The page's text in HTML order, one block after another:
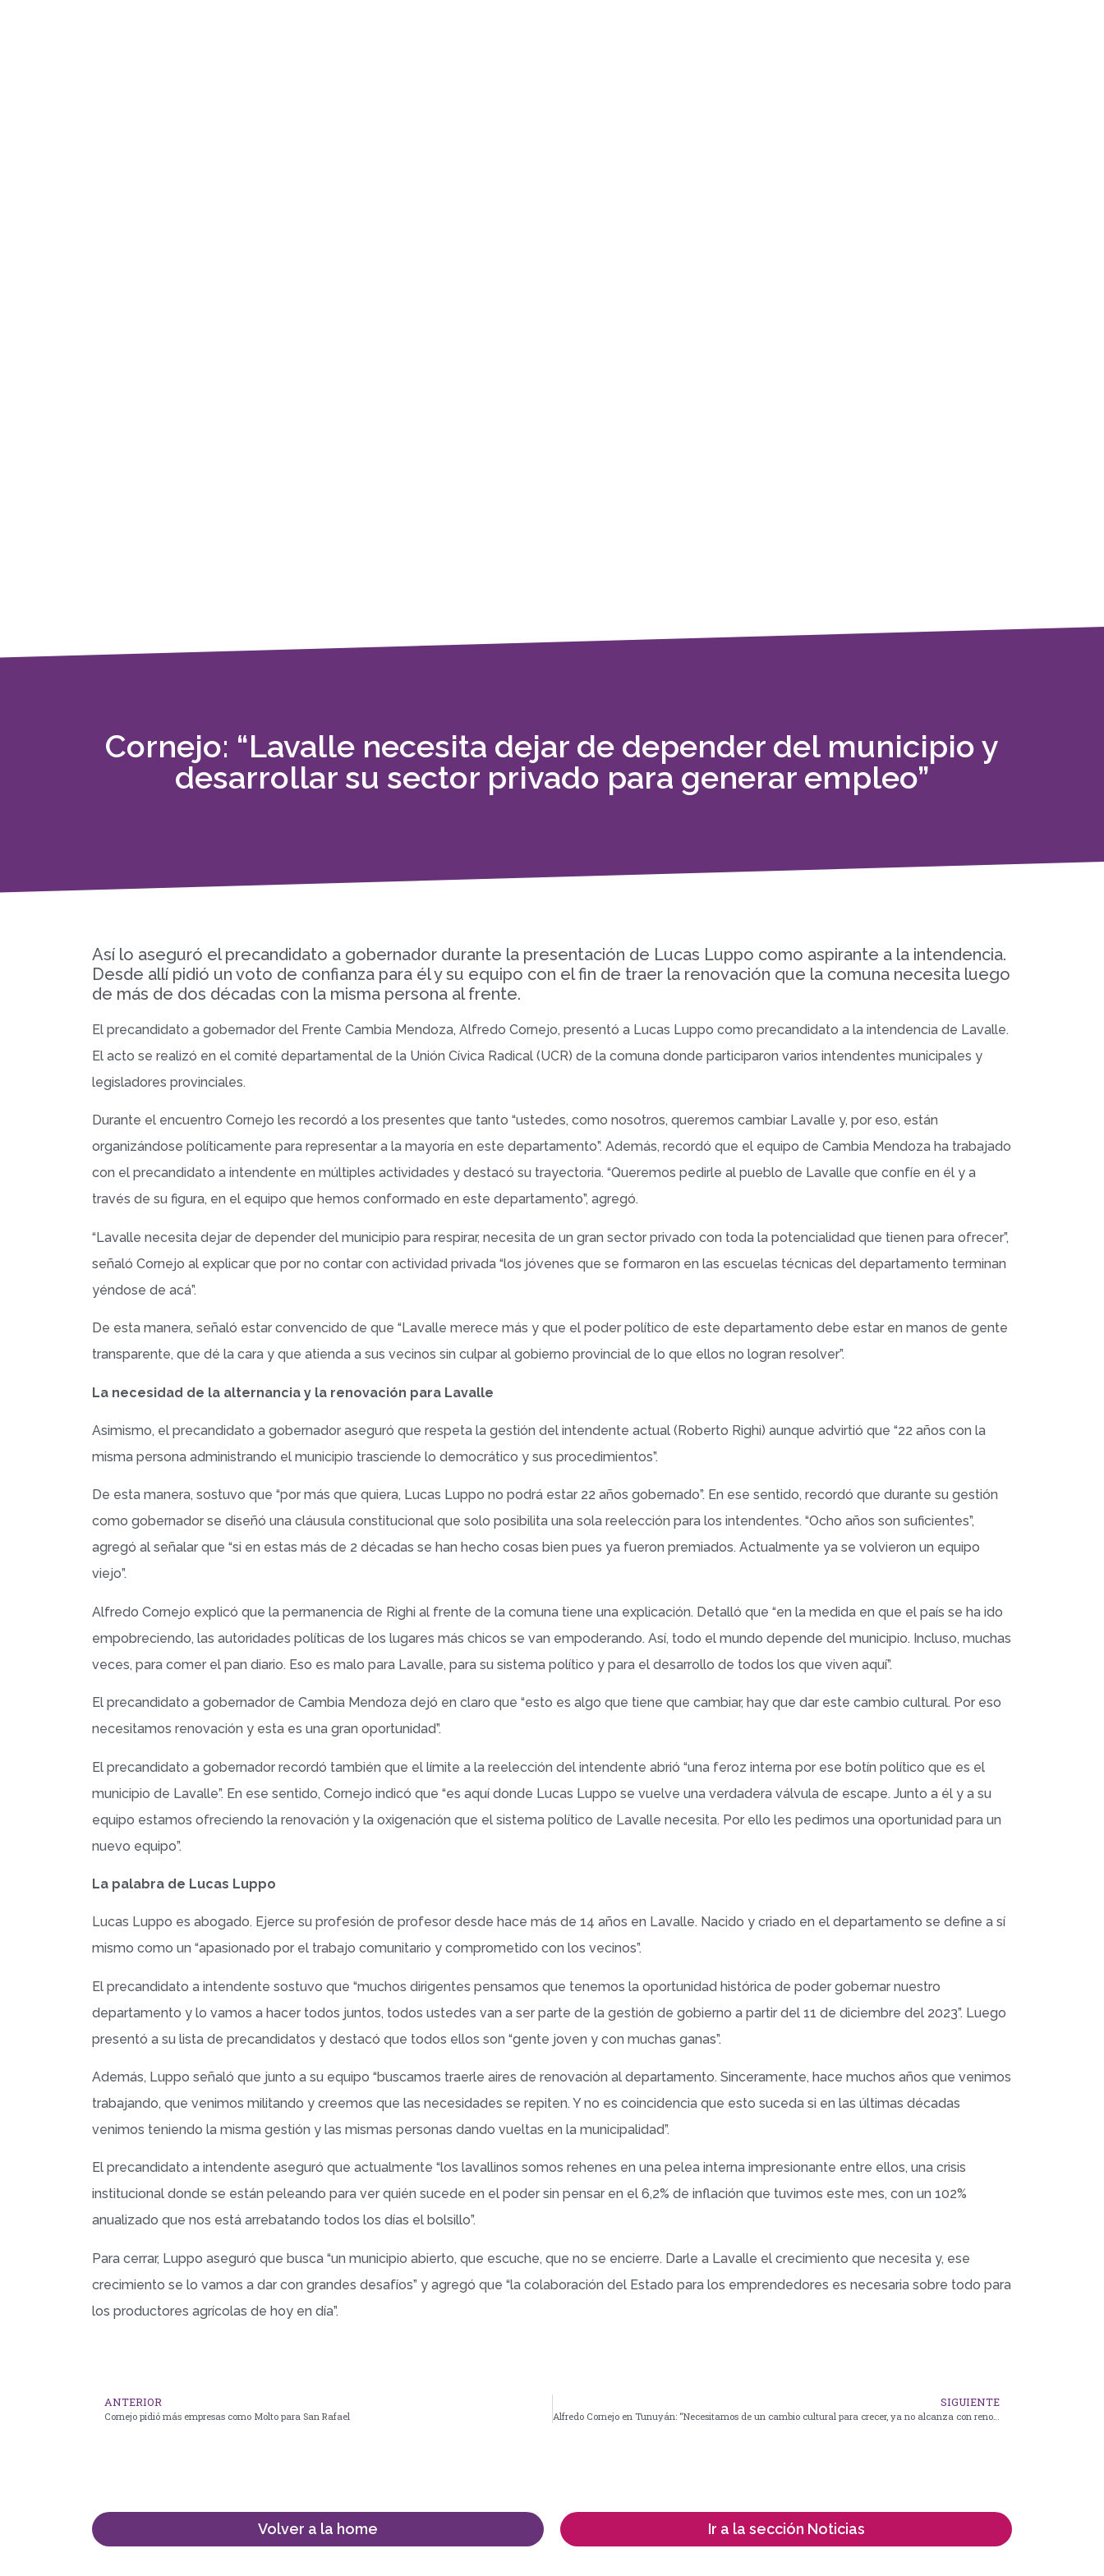
Cornejo: “Lavalle necesita dejar de depender del municipio y
desarrollar su sector privado para generar empleo”
Así lo aseguró el precandidato a gobernador durante la presentación de Lucas Luppo como aspirante a la intendencia.
Desde allí pidió un voto de confianza para él y su equipo con el fin de traer la renovación que la comuna necesita luego
de más de dos décadas con la misma persona al frente.
El precandidato a gobernador del Frente Cambia Mendoza, Alfredo Cornejo, presentó a Lucas Luppo como precandidato a la intendencia de Lavalle.
El acto se realizó en el comité departamental de la Unión Cívica Radical (UCR) de la comuna donde participaron varios intendentes municipales y
legisladores provinciales.
Durante el encuentro Cornejo les recordó a los presentes que tanto “ustedes, como nosotros, queremos cambiar Lavalle y, por eso, están
organizándose políticamente para representar a la mayoría en este departamento”. Además, recordó que el equipo de Cambia Mendoza ha trabajado
con el precandidato a intendente en múltiples actividades y destacó su trayectoria. “Queremos pedirle al pueblo de Lavalle que confíe en él y a
través de su figura, en el equipo que hemos conformado en este departamento”, agregó.
“Lavalle necesita dejar de depender del municipio para respirar, necesita de un gran sector privado con toda la potencialidad que tienen para ofrecer”,
señaló Cornejo al explicar que por no contar con actividad privada “los jóvenes que se formaron en las escuelas técnicas del departamento terminan
yéndose de acá”.
De esta manera, señaló estar convencido de que “Lavalle merece más y que el poder político de este departamento debe estar en manos de gente
transparente, que dé la cara y que atienda a sus vecinos sin culpar al gobierno provincial de lo que ellos no logran resolver”.
La necesidad de la alternancia y la renovación para Lavalle
Asimismo, el precandidato a gobernador aseguró que respeta la gestión del intendente actual (Roberto Righi) aunque advirtió que “22 años con la
misma persona administrando el municipio trasciende lo democrático y sus procedimientos”.
De esta manera, sostuvo que “por más que quiera, Lucas Luppo no podrá estar 22 años gobernado”. En ese sentido, recordó que durante su gestión
como gobernador se diseñó una cláusula constitucional que solo posibilita una sola reelección para los intendentes. “Ocho años son suficientes”,
agregó al señalar que “si en estas más de 2 décadas se han hecho cosas bien pues ya fueron premiados. Actualmente ya se volvieron un equipo
viejo”.
Alfredo Cornejo explicó que la permanencia de Righi al frente de la comuna tiene una explicación. Detalló que “en la medida en que el país se ha ido
empobreciendo, las autoridades políticas de los lugares más chicos se van empoderando. Así, todo el mundo depende del municipio. Incluso, muchas
veces, para comer el pan diario. Eso es malo para Lavalle, para su sistema político y para el desarrollo de todos los que viven aquí”.
El precandidato a gobernador de Cambia Mendoza dejó en claro que “esto es algo que tiene que cambiar, hay que dar este cambio cultural. Por eso
necesitamos renovación y esta es una gran oportunidad”.
El precandidato a gobernador recordó también que el límite a la reelección del intendente abrió “una feroz interna por ese botín político que es el
municipio de Lavalle”. En ese sentido, Cornejo indicó que “es aquí donde Lucas Luppo se vuelve una verdadera válvula de escape. Junto a él y a su
equipo estamos ofreciendo la renovación y la oxigenación que el sistema político de Lavalle necesita. Por ello les pedimos una oportunidad para un
nuevo equipo”.
La palabra de Lucas Luppo
Lucas Luppo es abogado. Ejerce su profesión de profesor desde hace más de 14 años en Lavalle. Nacido y criado en el departamento se define a sí
mismo como un “apasionado por el trabajo comunitario y comprometido con los vecinos”.
El precandidato a intendente sostuvo que “muchos dirigentes pensamos que tenemos la oportunidad histórica de poder gobernar nuestro
departamento y lo vamos a hacer todos juntos, todos ustedes van a ser parte de la gestión de gobierno a partir del 11 de diciembre del 2023”. Luego
presentó a su lista de precandidatos y destacó que todos ellos son “gente joven y con muchas ganas”.
Además, Luppo señaló que junto a su equipo “buscamos traerle aires de renovación al departamento. Sinceramente, hace muchos años que venimos
trabajando, que venimos militando y creemos que las necesidades se repiten. Y no es coincidencia que esto suceda si en las últimas décadas
venimos teniendo la misma gestión y las mismas personas dando vueltas en la municipalidad”.
El precandidato a intendente aseguró que actualmente “los lavallinos somos rehenes en una pelea interna impresionante entre ellos, una crisis
institucional donde se están peleando para ver quién sucede en el poder sin pensar en el 6,2% de inflación que tuvimos este mes, con un 102%
anualizado que nos está arrebatando todos los días el bolsillo”.
Para cerrar, Luppo aseguró que busca “un municipio abierto, que escuche, que no se encierre. Darle a Lavalle el crecimiento que necesita y, ese
crecimiento se lo vamos a dar con grandes desafíos” y agregó que “la colaboración del Estado para los emprendedores es necesaria sobre todo para
los productores agrícolas de hoy en día”.
ANTERIOR
Cornejo pidió más empresas como Molto para San Rafael
SIGUIENTE
Alfredo Cornejo en Tunuyán: “Necesitamos de un cambio cultural para crecer, ya no alcanza con renovar una y otra vez las plazas”
Volver a la home Ir a la sección Noticias